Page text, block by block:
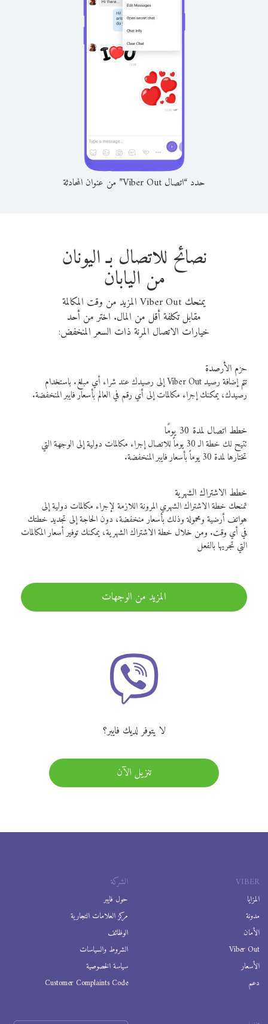
حدد “اتصال Viber Out” من عنوان المحادثة
نصائح للاتصال بـ اليونان
من اليابان
يمنحك Viber Out المزيد من وقت المكالمة
مقابل تكلفة أقل من المال. اختر من أحد
خيارات الاتصال المرنة ذات السعر المنخفض:
حزم الأرصدة
تتم إضافة رصيد Viber Out إلى رصيدك عند شراء أي مبلغ. باستخدام
رصيدك، يمكنك إجراء مكالمات إلى أي رقم في العالم بأسعار فايبر المنخفضة.
خطط اتصال لمدة 30 يومًا
تتيح لك خطة الـ 30 يوماً للاتصال إجراء مكالمات دولية إلى الوجهة التي
تختارها لمدة 30 يوماً بأسعار فايبر المنخفضة.
خطط الاشتراك الشهرية
تمنحك خطة الاشتراك الشهري المرونة اللازمة لإجراء مكالمات دولية إلى
هواتف أرضية ومحمولة وذلك بأسعار منخفضة، دون الحاجة إلى تجديد خطتك
في أي وقت. ومن خلال خطة الاشتراك الشهرية، يمكنك توفير أسعار المكالمات
التي تجريها بالفعل
المزيد من الوجهات
لا يتوفر لديك فايبر؟
تنزيل الآن
VIBER
المزايا
مدونة
الأمان
Viber Out
الأسعار
دعم
الشركة
حول فايبر
مركز العلامات التجارية
الوظائف
الشروط والسياسات
سياسة الخصوصية
Customer Complaints Code